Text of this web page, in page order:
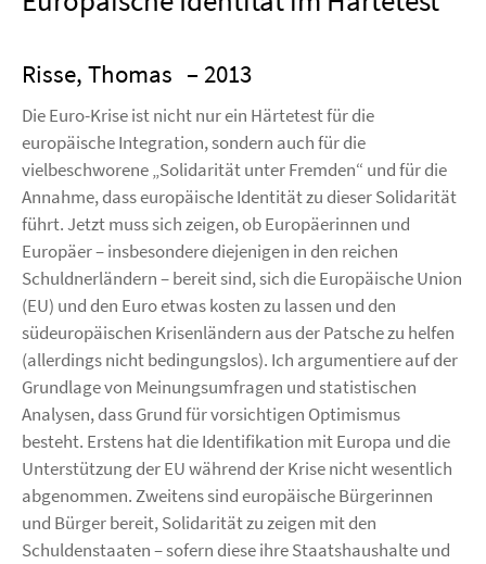
Risse, Thomas – 2013
Die Euro-Krise ist nicht nur ein Härtetest für die
europäische Integration, sondern auch für die
vielbeschworene „Solidarität unter Fremden“ und für die
Annahme, dass europäische Identität zu dieser Solidarität
führt. Jetzt muss sich zeigen, ob Europäerinnen und
Europäer – insbesondere diejenigen in den reichen
Schuldnerländern – bereit sind, sich die Europäische Union
(EU) und den Euro etwas kosten zu lassen und den
südeuropäischen Krisenländern aus der Patsche zu helfen
(allerdings nicht bedingungslos). Ich argumentiere auf der
Grundlage von Meinungsumfragen und statistischen
Analysen, dass Grund für vorsichtigen Optimismus
besteht. Erstens hat die Identifikation mit Europa und die
Unterstützung der EU während der Krise nicht wesentlich
abgenommen. Zweitens sind europäische Bürgerinnen
und Bürger bereit, Solidarität zu zeigen mit den
Schuldenstaaten – sofern diese ihre Staatshaushalte und